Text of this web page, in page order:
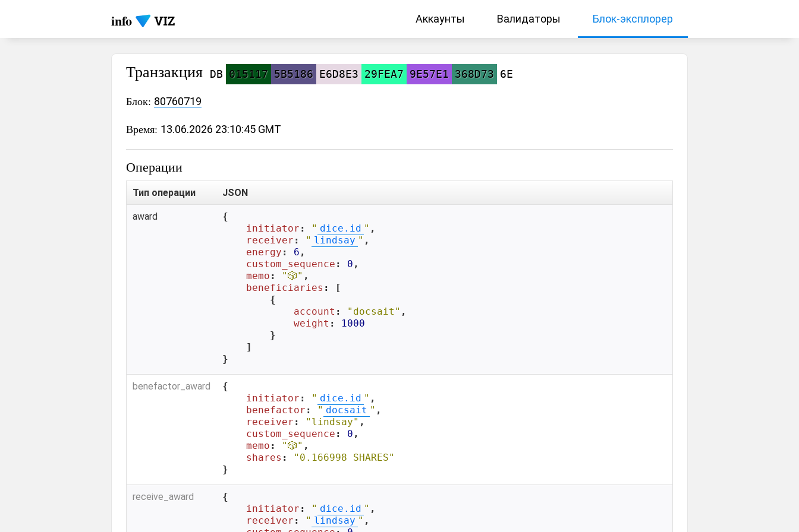
info Аккаунты Валидаторы Блок-эксплорер
Транзакция DB 015117 5B5186 E6D8E3 29FEA7 9E57E1 368D73 6E
Блок: 80760719
Время: 13.06.2026 23:10:45 GMT
Операции
Тип операции JSON
award
{
initiator : " dice.id " ,
receiver : " lindsay " ,
energy : 6 ,
custom_sequence : 0 ,
memo : "🎲" ,
beneficiaries : [
        {
account : "docsait" ,
weight :
1000
        }
    ]
}
benefactor_award
{
initiator : " dice.id " ,
benefactor : " docsait " ,
receiver : "lindsay" ,
custom_sequence : 0 ,
memo : "🎲" ,
shares :
"0.166998 SHARES"
}
receive_award
{
initiator : " dice.id " ,
receiver : " lindsay " ,